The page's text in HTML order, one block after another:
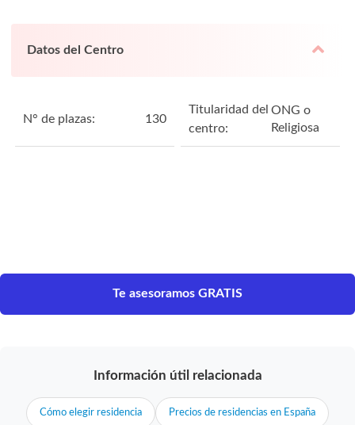
Datos del Centro
N° de plazas: 130
Titularidad del
centro:
ONG o
Religiosa
Te asesoramos GRATIS
Información útil relacionada
Cómo elegir residencia Precios de residencias en España